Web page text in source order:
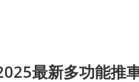
最新多功能推